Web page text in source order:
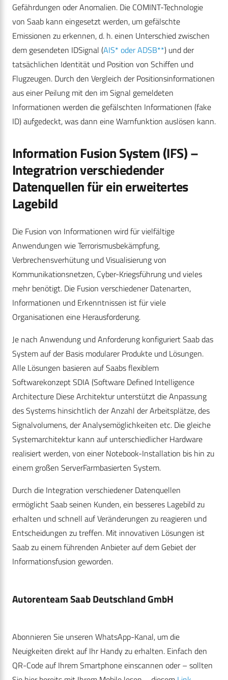
Gefährdungen oder Anomalien. Die COMINT-Technologie
von Saab kann eingesetzt werden, um gefälschte
Emissionen zu erkennen, d. h. einen Unterschied zwischen
dem gesendeten IDSignal (AIS* oder ADSB**) und der
tatsächlichen Identität und Position von Schiffen und
Flugzeugen. Durch den Vergleich der Positionsinformationen
aus einer Peilung mit den im Signal gemeldeten
Informationen werden die gefälschten Informationen (fake
ID) aufgedeckt, was dann eine Warnfunktion auslösen kann.
Information Fusion System (IFS)–
Integratrion verschiedender
Datenquellen für ein erweitertes
Lagebild
Die Fusion von Informationen wird für vielfältige
Anwendungen wie Terrorismusbekämpfung,
Verbrechensverhütung und Visualisierung von
Kommunikationsnetzen, Cyber-Kriegsführung und vieles
mehr benötigt. Die Fusion verschiedener Datenarten,
Informationen und Erkenntnissen ist für viele
Organisationen eine Herausforderung.
Je nach Anwendung und Anforderung konfiguriert Saab das
System auf der Basis modularer Produkte und Lösungen.
Alle Lösungen basieren auf Saabs flexiblem
Softwarekonzept SDIA (Software Defined Intelligence
Architecture Diese Architektur unterstützt die Anpassung
des Systems hinsichtlich der Anzahl der Arbeitsplätze, des
Signalvolumens, der Analysemöglichkeiten etc. Die gleiche
Systemarchitektur kann auf unterschiedlicher Hardware
realisiert werden, von einer Notebook-Installation bis hin zu
einem großen ServerFarmbasierten System.
Durch die Integration verschiedener Datenquellen
ermöglicht Saab seinen Kunden, ein besseres Lagebild zu
erhalten und schnell auf Veränderungen zu reagieren und
Entscheidungen zu treffen. Mit innovativen Lösungen ist
Saab zu einem führenden Anbieter auf dem Gebiet der
Informationsfusion geworden.
Autorenteam Saab Deutschland GmbH
Abonnieren Sie unseren WhatsApp-Kanal, um die
Neuigkeiten direkt auf Ihr Handy zu erhalten. Einfach den
QR-Code auf Ihrem Smartphone einscannen oder – sollten